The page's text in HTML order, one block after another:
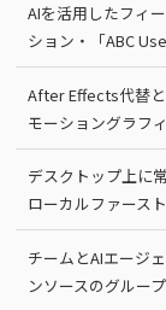
AIを活用したフィ
ション・「ABC
After Effects代替
モーショングラフ
デスクトップ上に
ローカルファース
チームとAIエージ
ンソースのグルー